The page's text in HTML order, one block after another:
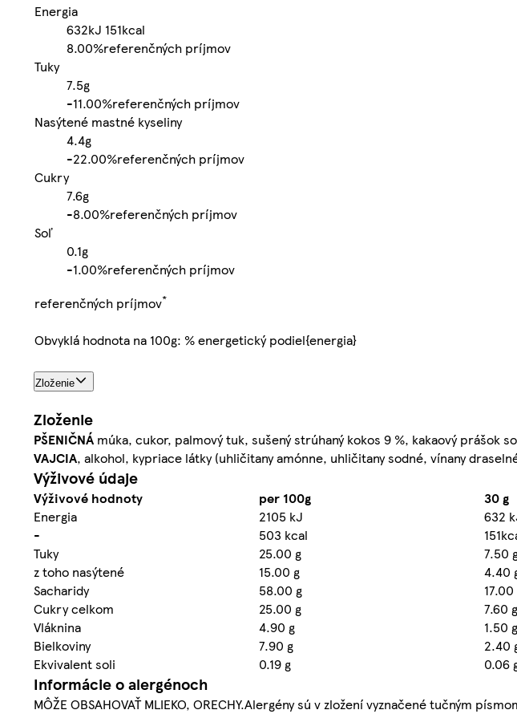
Energia
632kJ 151kcal
8.00%referenčných príjmov
Tuky
7.5g
-11.00%referenčných príjmov
Nasýtené mastné kyseliny
4.4g
-22.00%referenčných príjmov
Cukry
7.6g
-8.00%referenčných príjmov
Soľ
0.1g
-1.00%referenčných príjmov
referenčných príjmov*
Obvyklá hodnota na 100g: % energetický podiel{energia}
Zloženie
Zloženie
PŠENIČNÁ múka, cukor, palmový tuk, sušený strúhaný kokos 9 %, kakaový prášok
VAJCIA, alkohol, kypriace látky (uhličitany amónne, uhličitany sodné, vínany
Výživové údaje
Výživové hodnoty per 100g 30 g
Energia
2105 kJ 632
-
503 kcal
Tuky
25.00 g 7.50
z toho nasýtené
15.00 g 4.40
Sacharidy
58.00 g 17.00
Cukry celkom
25.00 g 7.60 g
Vláknina
4.90 g
1.50 g
Bielkoviny
7.90 g 2.40
Ekvivalent soli
0.19 g 0.06
Informácie o alergénoch
MÔŽE OBSAHOVAŤ MLIEKO, ORECHY.Alergény sú v zložení vyznačené tučným